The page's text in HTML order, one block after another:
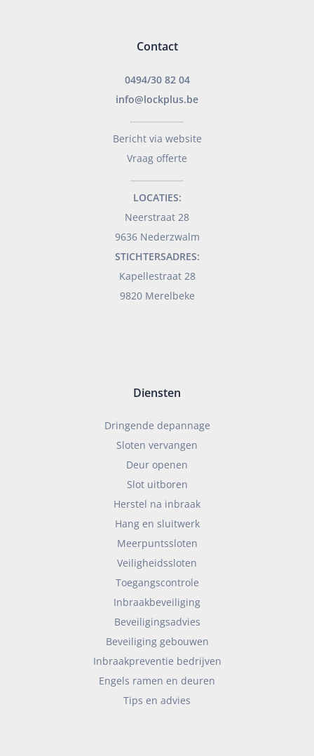
Contact
0494/30 82 04
info@lockplus.be
Bericht via website
Vraag offerte
LOCATIES:
Neerstraat 28
9636 Nederzwalm
STICHTERSADRES:
Kapellestraat 28
9820 Merelbeke
Diensten
Dringende depannage
Sloten vervangen
Deur openen
Slot uitboren
Herstel na inbraak
Hang en sluitwerk
Meerpuntssloten
Veiligheidssloten
Toegangscontrole
Inbraakbeveiliging
Beveiligingsadvies
Beveiliging gebouwen
Inbraakpreventie bedrijven
Engels ramen en deuren
Tips en advies